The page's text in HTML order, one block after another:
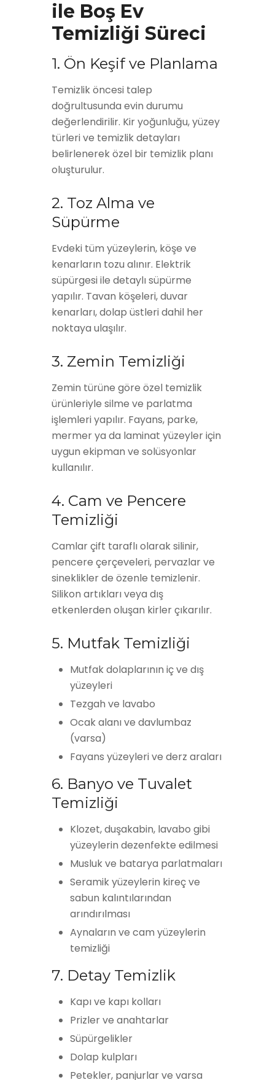
ile Boş Ev
Temizliği Süreci
1. Ön Keşif ve Planlama
Temizlik öncesi talep
doğrultusunda evin durumu
değerlendirilir. Kir yoğunluğu, yüzey
türleri ve temizlik detayları
belirlenerek özel bir temizlik planı
oluşturulur.
2. Toz Alma ve
Süpürme
Evdeki tüm yüzeylerin, köşe ve
kenarların tozu alınır. Elektrik
süpürgesi ile detaylı süpürme
yapılır. Tavan köşeleri, duvar
kenarları, dolap üstleri dahil her
noktaya ulaşılır.
3. Zemin Temizliği
Zemin türüne göre özel temizlik
ürünleriyle silme ve parlatma
işlemleri yapılır. Fayans, parke,
mermer ya da laminat yüzeyler için
uygun ekipman ve solüsyonlar
kullanılır.
4. Cam ve Pencere
Temizliği
Camlar çift taraflı olarak silinir,
pencere çerçeveleri, pervazlar ve
sineklikler de özenle temizlenir.
Silikon artıkları veya dış
etkenlerden oluşan kirler çıkarılır.
5. Mutfak Temizliği
Mutfak dolaplarının iç ve dış
yüzeyleri
Tezgah ve lavabo
Ocak alanı ve davlumbaz
(varsa)
Fayans yüzeyleri ve derz araları
6. Banyo ve Tuvalet
Temizliği
Klozet, duşakabin, lavabo gibi
yüzeylerin dezenfekte edilmesi
Musluk ve batarya parlatmaları
Seramik yüzeylerin kireç ve
sabun kalıntılarından
arındırılması
Aynaların ve cam yüzeylerin
temizliği
7. Detay Temizlik
Kapı ve kapı kolları
Prizler ve anahtarlar
Süpürgelikler
Dolap kulpları
Petekler, panjurlar ve varsa